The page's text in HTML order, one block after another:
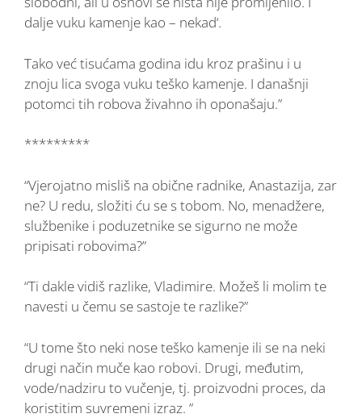
dalje vuku kamenje kao – nekad‘.
Tako već tisućama godina idu kroz prašinu i u
znoju lica svoga vuku teško kamenje. I današnji
potomci tih robova živahno ih oponašaju.”
*********
“Vjerojatno misliš na obične radnike, Anastazija, zar
ne? U redu, složiti ću se s tobom. No, menadžere,
službenike i poduzetnike se sigurno ne može
pripisati robovima?”
“Ti dakle vidiš razlike, Vladimire. Možeš li molim te
navesti u čemu se sastoje te razlike?”
“U tome što neki nose teško kamenje ili se na neki
drugi način muče kao robovi. Drugi, međutim,
vode/nadziru to vučenje, tj. proizvodni proces, da
koristitim suvremeni izraz. ”